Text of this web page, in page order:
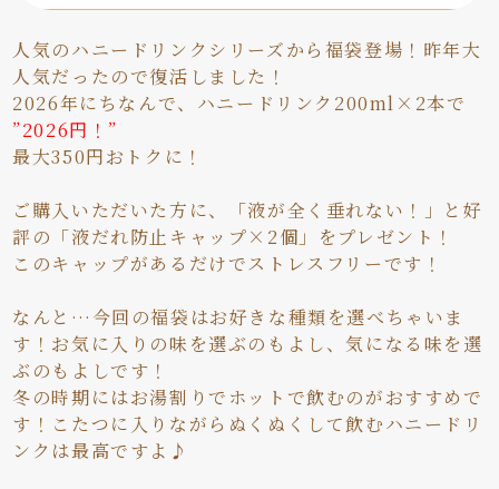
人気のハニードリンクシリーズから福袋登場！昨年大
人気だったので復活しました！
2026年にちなんで、ハニードリンク200ml×2本で
”2026円！”
最大350円おトクに！
ご購入いただいた方に、「液が全く垂れない！」と好
評の「液だれ防止キャップ×2個」をプレゼント！
このキャップがあるだけでストレスフリーです！
なんと…今回の福袋はお好きな種類を選べちゃいま
す！お気に入りの味を選ぶのもよし、気になる味を選
ぶのもよしです！
冬の時期にはお湯割りでホットで飲むのがおすすめで
す！こたつに入りながらぬくぬくして飲むハニードリ
ンクは最高ですよ♪